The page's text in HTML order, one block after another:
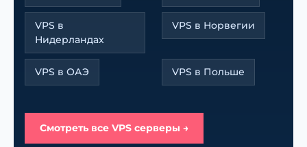
VPS в
Нидерландах
VPS в Норвегии
VPS в ОАЭ VPS в Польше
Смотреть все VPS серверы →